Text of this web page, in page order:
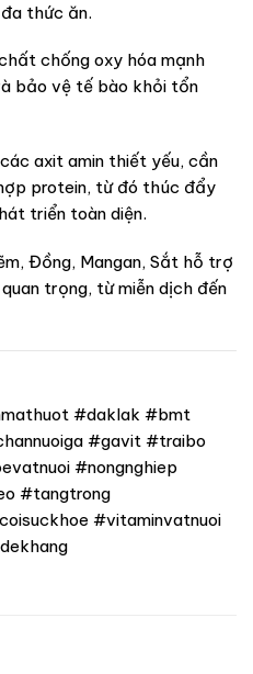
thức ăn.
chống oxy hóa mạnh
bảo vệ tế bào khỏi tổn
axit amin thiết yếu, cần
protein, từ đó thúc đẩy
triển toàn diện.
Đồng, Mangan, Sắt hỗ trợ
trọng, từ miễn dịch đến
#daklak #bmt
#gavit #traibo
#nongnghiep
#tangtrong
#vitaminvatnuoi